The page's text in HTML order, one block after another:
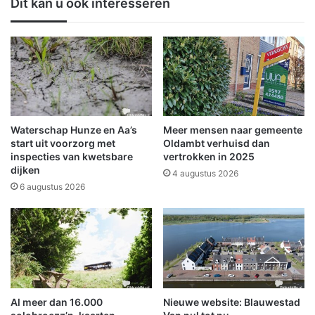
g
e
i
n
F
i
n
s
t
e
r
w
o
d
e
h
u
w
t
v
o
o
r
n
e
p
a
g
n
t
e
n
i
n
N
Dit kan u ook interesseren
Waterschap Hunze en Aa’s
start uit voorzorg met
inspecties van kwetsbare
dijken
6 augustus 2026
Meer mensen naar gemeente
Oldambt verhuisd dan
vertrokken in 2025
4 augustus 2026
Al meer dan 16.000
Nieuwe website: Blauwestad